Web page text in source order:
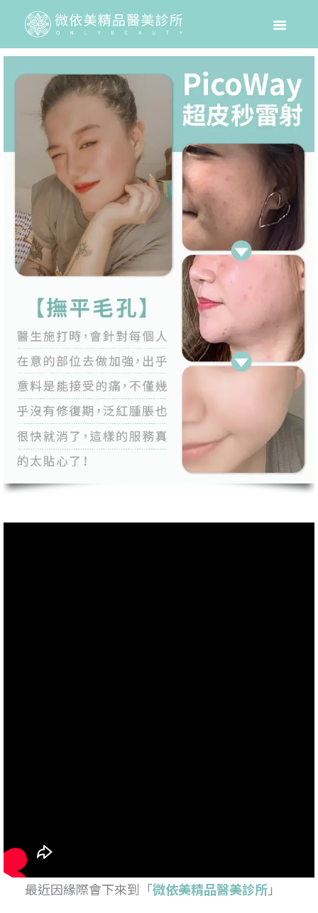
最近因緣際會下來到「微依美精品醫美診所」